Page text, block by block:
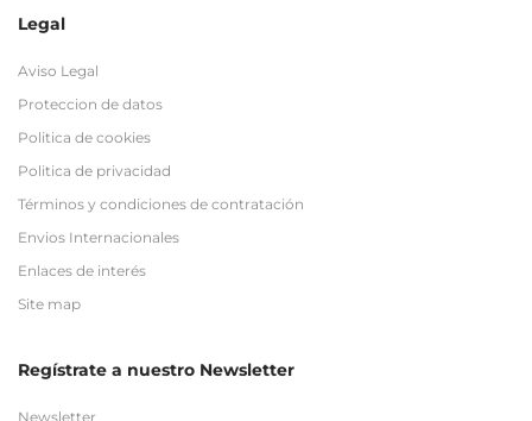
Legal
Aviso Legal
Proteccion de datos
Politica de cookies
Politica de privacidad
Términos y condiciones de contratación
Envios Internacionales
Enlaces de interés
Site map
Regístrate a nuestro Newsletter
Newsletter